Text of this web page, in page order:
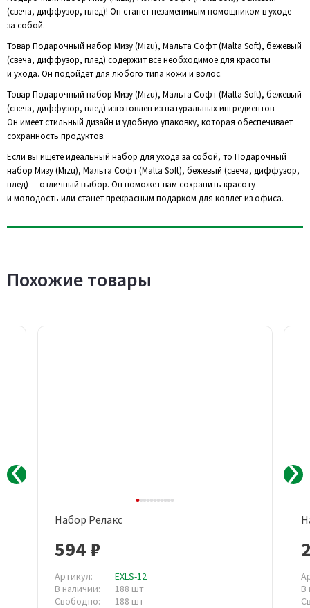
(свеча, диффузор, плед)! Он станет незаменимым помощником в уходе
за собой.
Товар Подарочный набор Мизу (Mizu), Мальта Софт (Malta Soft), бежевый
(свеча, диффузор, плед) содержит всё необходимое для красоты
и ухода. Он подойдёт для любого типа кожи и волос.
Товар Подарочный набор Мизу (Mizu), Мальта Софт (Malta Soft), бежевый
(свеча, диффузор, плед) изготовлен из натуральных ингредиентов.
Он имеет стильный дизайн и удобную упаковку, которая обеспечивает
сохранность продуктов.
Если вы ищете идеальный набор для ухода за собой, то Подарочный
набор Мизу (Mizu), Мальта Софт (Malta Soft), бежевый (свеча, диффузор,
плед) — отличный выбор. Он поможет вам сохранить красоту
и молодость или станет прекрасным подарком для коллег из офиса.
Похожие товары
Набор Релакс
594 ₽
Артикул:
EXLS-12
В наличии:
188 шт
Свободно:
188 шт
В